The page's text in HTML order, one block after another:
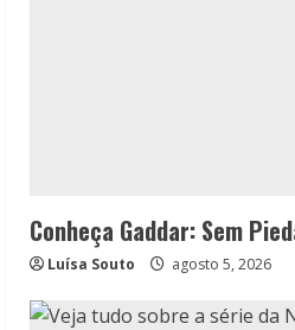
Conheça Gaddar: Sem
Luísa Souto agosto 5, 2026